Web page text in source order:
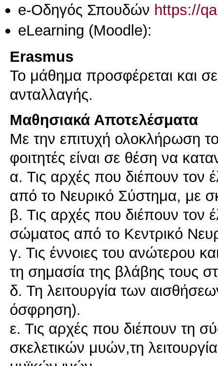
e-Οδηγός Σπουδών https://
eLearning (Moodle):
Erasmus
Το μάθημα προσφέρεται και
ανταλλαγής.
Μαθησιακά Αποτελέσματα
Με την επιτυχή ολοκλήρωση
φοιτητές είναι σε θέση να
α. Τις αρχές που διέπουν τον
από το Νευρικό Σύστημα, με
β. Τις αρχές που διέπουν τον
σώματος από το Κεντρικό
γ. Τις έννοιες του ανώτερου
τη σημασία της βλάβης τους
δ. Τη λειτουργία των
όσφρηση).
ε. Τις αρχές που διέπουν τη
σκελετικών μυών,τη